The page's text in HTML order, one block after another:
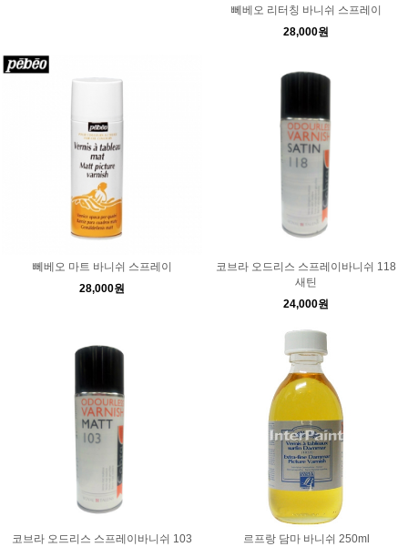
뻬베오 리터칭 바니쉬 스프레이
28,000원
뻬베오 마트 바니쉬 스프레이
28,000원
코브라 오드리스 스프레이바니쉬 118
새틴
24,000원
코브라 오드리스 스프레이바니쉬 103
르프랑 담마 바니쉬 250ml